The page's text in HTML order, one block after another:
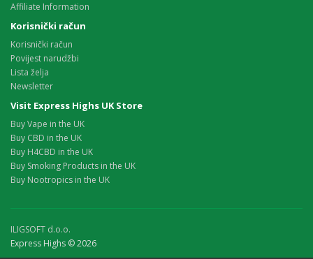
Affiliate Information
Korisnički račun
Korisnički račun
Povijest narudžbi
Lista želja
Newsletter
Visit Express Highs UK Store
Buy Vape in the UK
Buy CBD in the UK
Buy H4CBD in the UK
Buy Smoking Products in the UK
Buy Nootropics in the UK
ILIGSOFT d.o.o.
Express Highs © 2026